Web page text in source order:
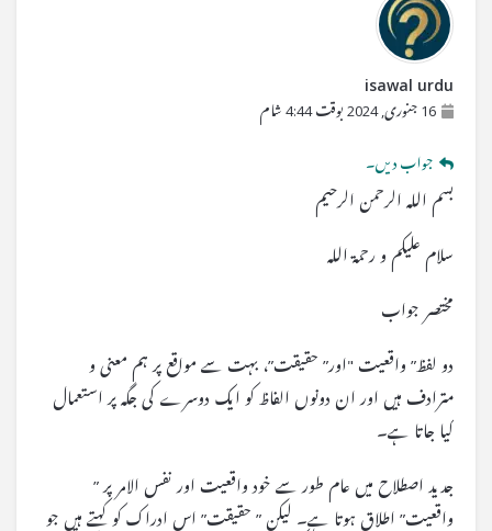
isawal urdu
16 جنوری, 2024 بوقت 4:44 شام
جواب دیں۔
بسم اللہ الرحمن الرحیم
سلام علیکم و رحمۃ اللہ
مختصر جواب
دو لفظ” واقعیت "اور” حقیقت”، بہت سے مواقع پر ہم معنی و
مترادف ہیں اور ان دونوں الفاظ کو ایک دوسرے کی جگہ پر استعمال
کیا جاتا ہے۔
جدید اصطلاح میں عام طور سے خود واقعیت اور نفس الامر پر ”
واقعیت” اطلاق ہوتا ہے۔ لیکن ” حقیقت” اس ادراک کو کہتے ہیں جو